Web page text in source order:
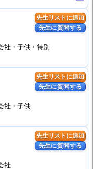
先生リストに追加
先生に質問する
社・子供・特別
先生リストに追加
先生に質問する
社・子供
先生リストに追加
先生に質問する
社